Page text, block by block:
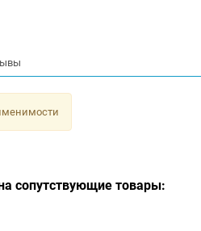
сопутствующие товары: